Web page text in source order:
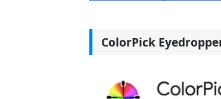
ColorPick